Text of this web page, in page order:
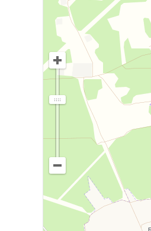
- На ухоженном
Металлический
наслаждаться бытом
- Дом расположен в
транспорта. Рядом
позволяют решать
❤️ Узнать больше об
❤️ Мы с радостью
А также хотите:
- выгодно продать
- срочно выкупить